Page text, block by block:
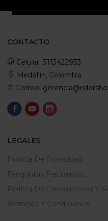
CONTACTO
Celular: 3113422933
Medellin, Colombia
Correo:
LEGALES
Politica De Privacidad
Preguntas Frecuentes
Política De Devoluciones Y
Terminos Y Condiciones